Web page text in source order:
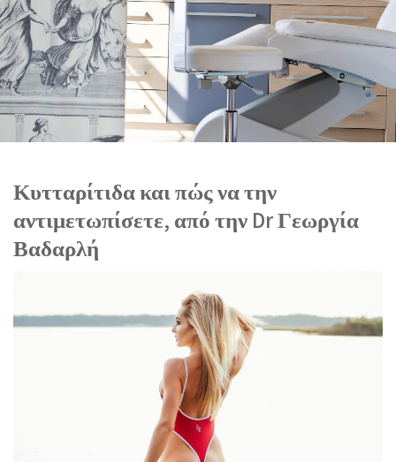
Κυτταρίτιδα και πώς να την
αντιμετωπίσετε, από την Dr Γεωργία
Βαδαρλή